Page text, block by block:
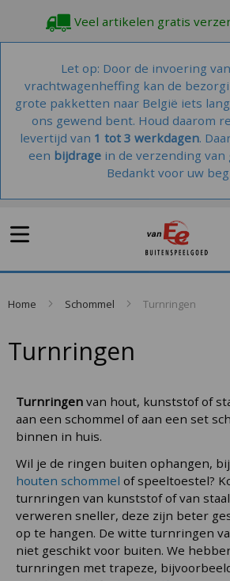
Veel artikelen gratis
Let op: Door de invoering
vrachtwagenheffing kan de
grote pakketten naar België iets
ons gewend bent. Houd daarom
levertijd van 1 tot 3 werkdagen.
een bijdrage in de verzending
Bedankt voor uw
Home Schommel Turnringen
Turnringen
Turnringen van hout, kunststof of
aan een schommel of aan een set
binnen in huis.
Wil je de ringen buiten ophangen,
houten schommel of speeltoestel?
turnringen van kunststof of van
verweren sneller, deze zijn beter
op te hangen. De witte turnringen
niet geschikt voor buiten. We
turnringen met trapeze,